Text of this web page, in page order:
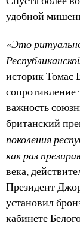
удобной
«Это
историк Томас
важность
британский
поколения
как раз
века,
Президент
установил
кабинете